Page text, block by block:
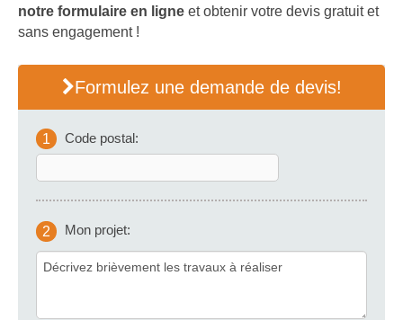
notre formulaire en ligne et obtenir votre devis gratuit et
sans engagement !
Formulez une demande de devis!
1 Code postal:
2 Mon projet: